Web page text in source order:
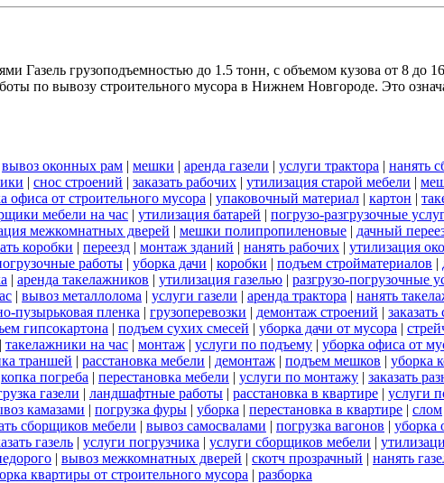
Газель грузоподъемностью до 1.5 тонн, с объемом кузова от 8 до
по вывозу строительного мусора в Нижнем Новгороде. Это
вывоз оконных рам | мешки | аренда газели | услуги трактора | нанять
| снос строений | заказать рабочих | утилизация старой мебели |
офиса от строительного мусора | упаковочный материал | картон |
мебели на час | утилизация батарей | погрузо-разгрузочные
межкомнатных дверей | мешки полипропиленовые | дачный
коробки | переезд | монтаж зданий | нанять рабочих | утилизация
работы | уборка дачи | коробки | подъем стройматериалов |
| аренда такелажников | утилизация газелью | разгрузо-погрузочные
| вывоз металлолома | услуги газели | аренда трактора | нанять
пузырьковая пленка | грузоперевозки | демонтаж строений |
гипсокартона | подъем сухих смесей | уборка дачи от мусора |
| такелажники на час | монтаж | услуги по подъему | уборка офиса от
траншей | расстановка мебели | демонтаж | подъем мешков | уборка
копка погреба | перестановка мебели | услуги по монтажу | заказать
газели | ландшафтные работы | расстановка в квартире | услуги
камазами | погрузка фуры | уборка | перестановка в квартире | слом
сборщиков мебели | вывоз самосвалами | погрузка вагонов | уборка
газель | услуги погрузчика | услуги сборщиков мебели |
| вывоз межкомнатных дверей | скотч прозрачный | нанять
квартиры от строительного мусора | разборка